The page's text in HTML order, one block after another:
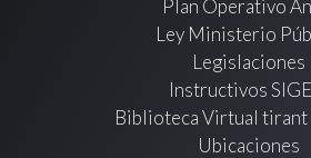
Plan Operativo
Ley Ministerio
Legislaciones
Instructivos
Biblioteca Virtual tirant
Ubicaciones